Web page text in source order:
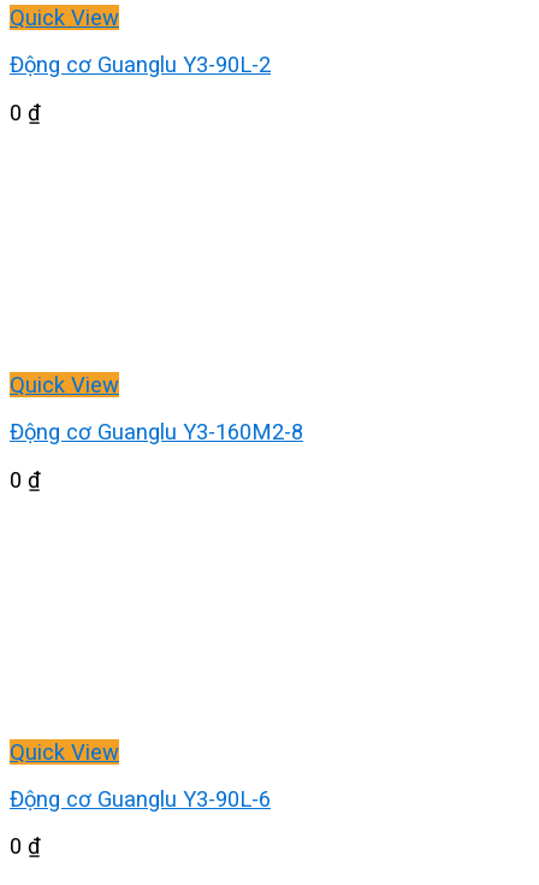
Quick View
Động cơ Guanglu Y3-90L-2
0 ₫
Quick View
Động cơ Guanglu Y3-160M2-8
0 ₫
Quick View
Động cơ Guanglu Y3-90L-6
0 ₫